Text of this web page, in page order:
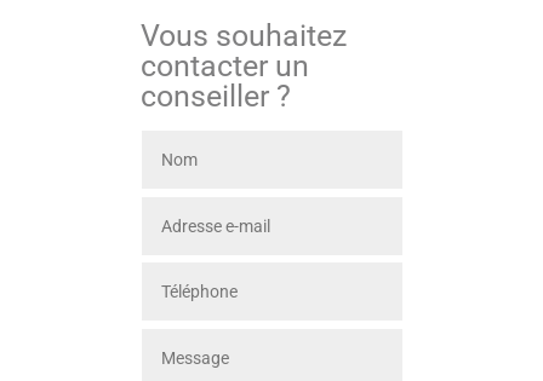
Vous souhaitez
contacter un
conseiller ?